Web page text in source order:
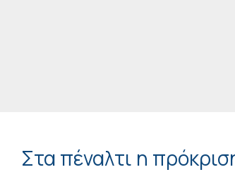
Στα πέναλτι η